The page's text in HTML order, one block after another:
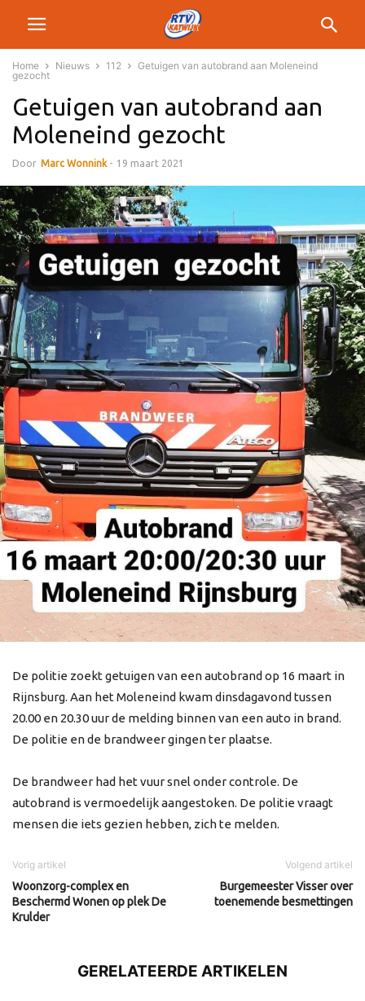
Home Nieuws 112
Getuigen van autobrand aan Moleneind
gezocht
Getuigen van autobrand aan
Moleneind gezocht
Door Marc Wonnink - 19 maart 2021
De politie zoekt getuigen van een autobrand op 16 maart in
Rijnsburg. Aan het Moleneind kwam dinsdagavond tussen
20.00 en 20.30 uur de melding binnen van een auto in brand.
De politie en de brandweer gingen ter plaatse.
De brandweer had het vuur snel onder controle. De
autobrand is vermoedelijk aangestoken. De politie vraagt
mensen die iets gezien hebben, zich te melden.
Vorig artikel
Woonzorg-complex en
Beschermd Wonen op plek De
Krulder
Volgend artikel
Burgemeester Visser over
toenemende besmettingen
GERELATEERDE ARTIKELEN